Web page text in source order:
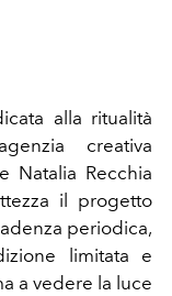
alla ritualità
creativa
Natalia Recchia
il progetto
periodica,
limitata e
a vedere la luce